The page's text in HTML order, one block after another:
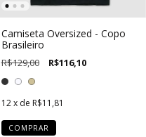
Camiseta Oversized - Copo
Brasileiro
R$129,00 R$116,10
12 x de R$11,81
COMPRAR